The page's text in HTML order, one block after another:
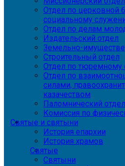
Отдел по церковной
социальному
Отдел по делам
Издательский отдел
Земельно-
Строительный отдел
Отдел по
Отдел по
силами,
казачеством
Паломнический отдел
Комиссия по
Святые и святыни
История епархии
История храмов
Святые
Святыни